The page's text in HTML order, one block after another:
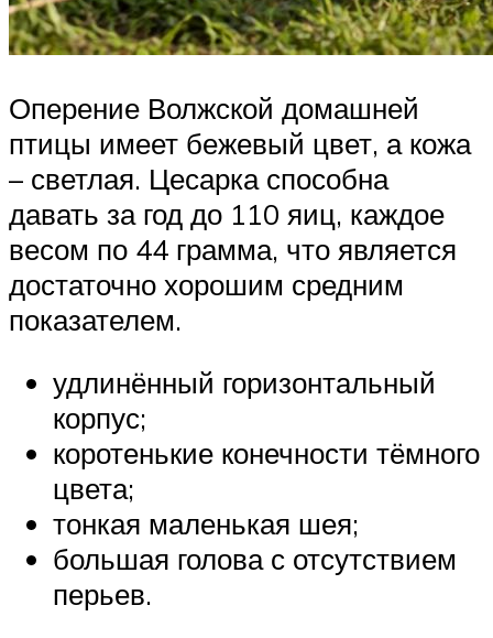
Оперение Волжской домашней
птицы имеет бежевый цвет, а кожа
– светлая. Цесарка способна
давать за год до 110 яиц, каждое
весом по 44 грамма, что является
достаточно хорошим средним
показателем.
удлинённый горизонтальный
корпус;
коротенькие конечности тёмного
цвета;
тонкая маленькая шея;
большая голова с отсутствием
перьев.